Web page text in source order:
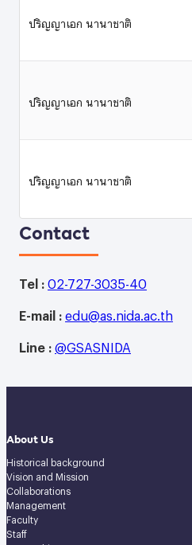
ปริญญาเอก นานาชาติ
ปริญญาเอก นานาชาติ
ปริญญาเอก นานาชาติ
Contact
Tel : 02-727-3035-40
E-mail : edu@as.nida.ac.th
Line : @GSASNIDA
About Us
Historical background
Vision and Mission
Collaborations
Management
Faculty
Staff